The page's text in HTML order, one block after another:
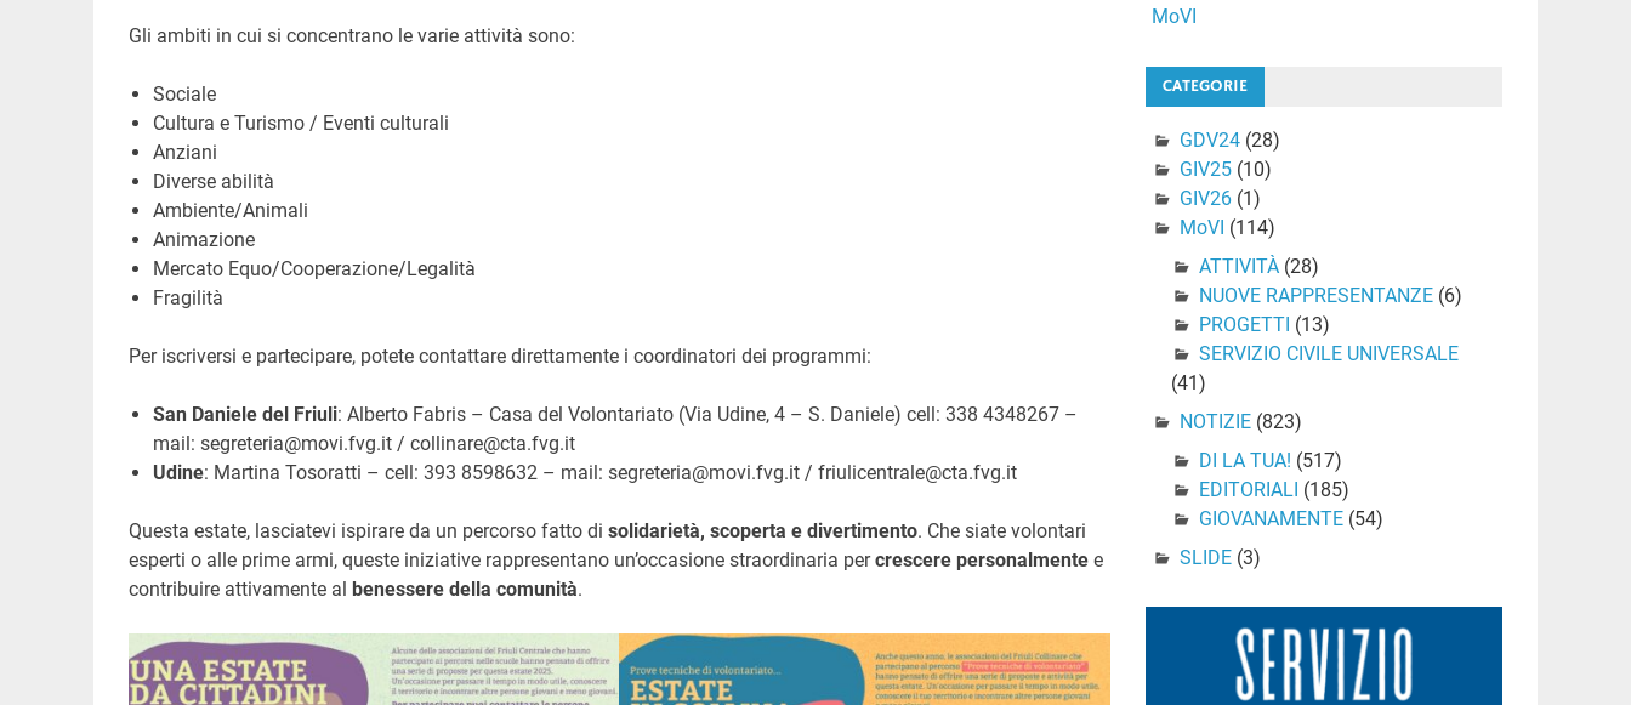
Gli ambiti in cui si concentrano le varie attività sono:
Sociale
Cultura e Turismo / Eventi culturali
Anziani
Diverse abilità
Ambiente/Animali
Animazione
Mercato Equo/Cooperazione/Legalità
Fragilità
Per iscriversi e partecipare, potete contattare direttamente i coordinatori dei programmi:
San Daniele del Friuli: Alberto Fabris – Casa del Volontariato (Via Udine, 4 – S. Daniele) cell: 338 4348267 –
mail: segreteria@movi.fvg.it / collinare@cta.fvg.it
Udine: Martina Tosoratti – cell: 393 8598632 – mail: segreteria@movi.fvg.it / friulicentrale@cta.fvg.it
Questa estate, lasciatevi ispirare da un percorso fatto di solidarietà, scoperta e divertimento. Che siate volontari
esperti o alle prime armi, queste iniziative rappresentano un’occasione straordinaria percrescere personalmentee
contribuire attivamente al
benessere della comunità.
MoVI
CATEGORIE
GDV24(28)
GIV25(10)
GIV26(1)
MoVI (114)
ATTIVITÀ(28)
NUOVE RAPPRESENTANZE(6)
PROGETTI (13)
SERVIZIO CIVILE UNIVERSALE
(41)
NOTIZIE(823)
DI LA TUA! (517)
EDITORIALI (185)
GIOVANAMENTE(54)
SLIDE(3)